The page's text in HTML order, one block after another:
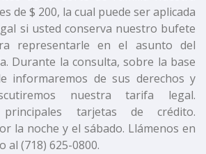
de $ 200, la cual puede ser aplicada
si usted conserva nuestro bufete
representarle en el asunto del
Durante la consulta, sobre la base
informaremos de sus derechos y
nuestra tarifa legal.
tarjetas de crédito.
la noche y el sábado. Llámenos en
al (718) 625-0800.